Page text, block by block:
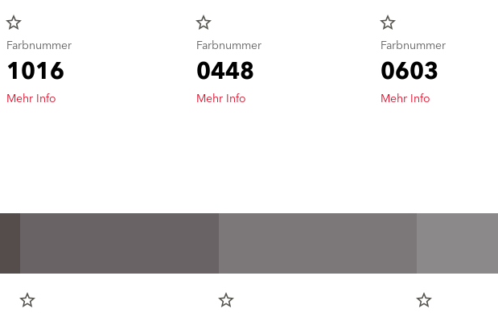
star_border
Farbnummer
1016
Mehr Info
star_border
Farbnummer
0448
Mehr Info
star_border
Farbnummer
0603
Mehr Info
star_border
star_border
star_border